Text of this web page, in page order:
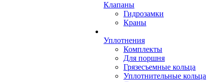
Клапаны
Гидрозамки
Краны
Уплотнения
Комплекты
Для поршня
Грязесъемные кольца
Уплотнительные кольца